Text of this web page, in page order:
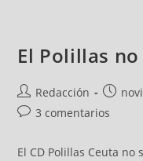
El Polillas
Redacción
3 comentarios
El CD Polillas Ceuta